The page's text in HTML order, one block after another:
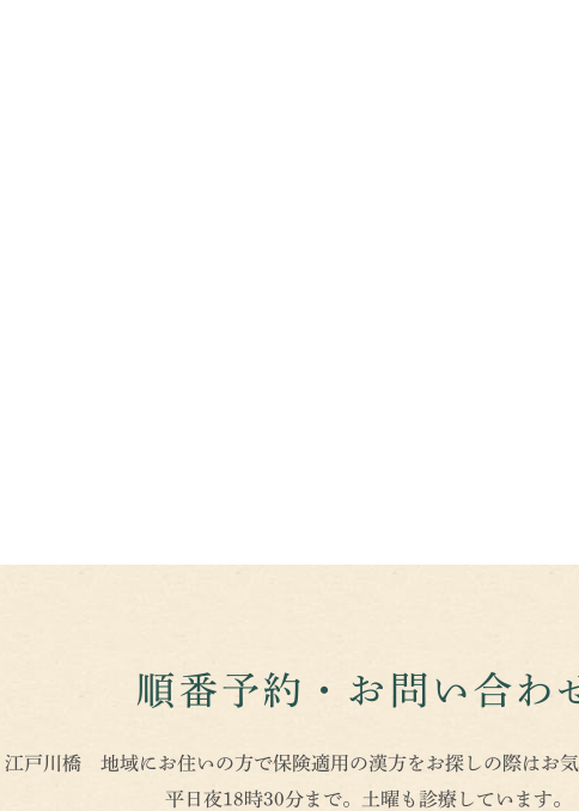
順番予約・お問い合わ
江戸川橋 地域にお住いの方で保険適用の漢方をお探しの際はお気
平日夜18時30分まで。土曜も診療しています。